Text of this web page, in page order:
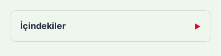
İçindekiler ▶